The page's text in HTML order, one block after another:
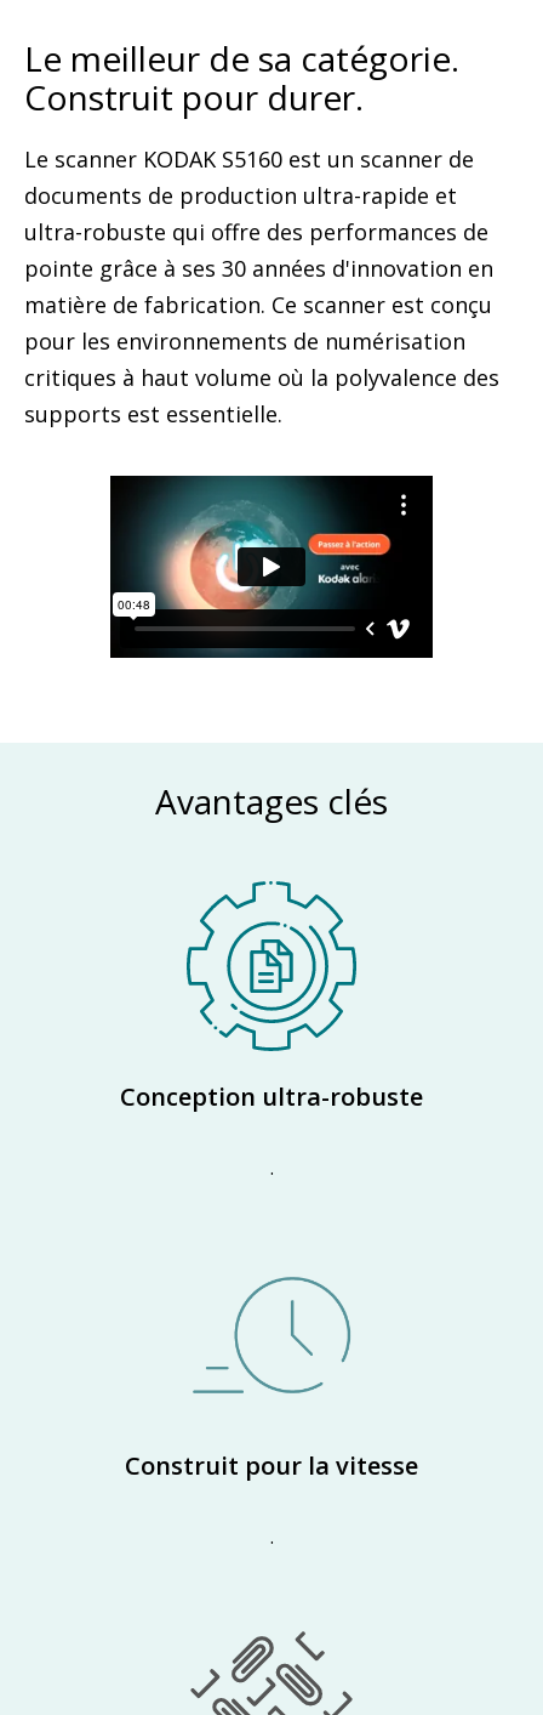
Le meilleur de sa catégorie.
Construit pour durer.
Le scanner KODAK S5160 est un scanner de
documents de production ultra-rapide et
ultra-robuste qui offre des performances de
pointe grâce à ses 30 années d'innovation en
matière de fabrication. Ce scanner est conçu
pour les environnements de numérisation
critiques à haut volume où la polyvalence des
supports est essentielle.
Avantages clés
Conception ultra-robuste
.
Construit pour la vitesse
.